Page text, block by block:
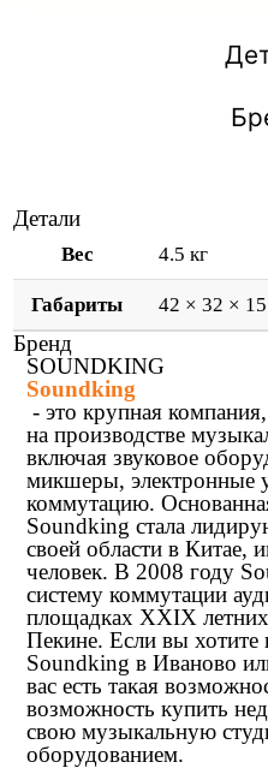
Детали
Вес 4.5 кг
Габариты 42 × 32 ×
Бренд
SOUNDKING
Soundking
- это крупная
на производстве
включая звуковое
микшеры, электронные
коммутацию.
Soundking стала
своей области в Китае,
человек. В 2008 году
систему коммутации
площадках XXIX
Пекине. Если вы
Soundking в Иваново
вас есть такая
возможность купить
свою музыкальную
оборудованием.